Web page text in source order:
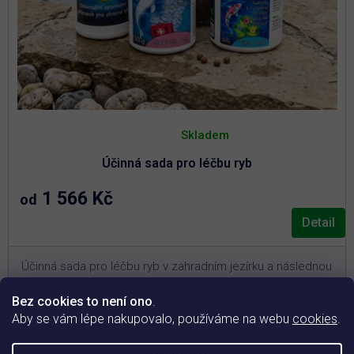
Bez cookies to není ono
Aby se vám lépe nakupovalo, používáme na webu cookies
Účinná sada pro léčbu ryb
hodnocení
5,0
Skladem
od 1 566 Kč
Detail
Účinná sada pro léčbu ryb v zahradním jezírku a následnou
podporu jejich kondice.
Pro jezírka o objemu 10 – 30 m
níže)
Akutní řešení při plísních, parazitech a bakteriálních